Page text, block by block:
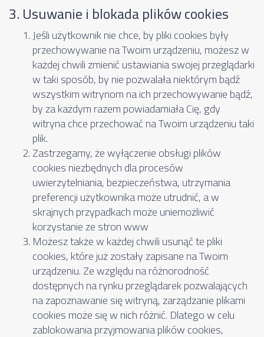
3. Usuwanie i blokada plików cookies
Jeśli użytkownik nie chce, by pliki cookies były
przechowywanie na Twoim urządzeniu, możesz w
każdej chwili zmienić ustawiania swojej przeglądarki
w taki sposób, by nie pozwalała niektórym bądź
wszystkim witrynom na ich przechowywanie bądź,
by za każdym razem powiadamiała Cię, gdy
witryna chce przechować na Twoim urządzeniu taki
plik.
Zastrzegamy, że wyłączenie obsługi plików
cookies niezbędnych dla procesów
uwierzytelniania, bezpieczeństwa, utrzymania
preferencji użytkownika może utrudnić, a w
skrajnych przypadkach może uniemożliwić
korzystanie ze stron www
Możesz także w każdej chwili usunąć te pliki
cookies, które już zostały zapisane na Twoim
urządzeniu. Ze względu na różnorodność
dostępnych na rynku przeglądarek pozwalających
na zapoznawanie się witryną, zarządzanie plikami
cookies może się w nich różnić. Dlatego w celu
zablokowania przyjmowania plików cookies,